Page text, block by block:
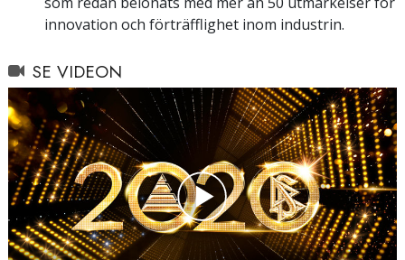
innovation och förträfflighet inom industrin.
SE VIDEON
Play